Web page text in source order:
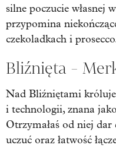
silne poczucie własnej
przypomina
czekoladkach i
Bliźnięta -
Nad Bliźniętami
i technologii, znana
Otrzymałaś od niej
uczuć oraz łatwość